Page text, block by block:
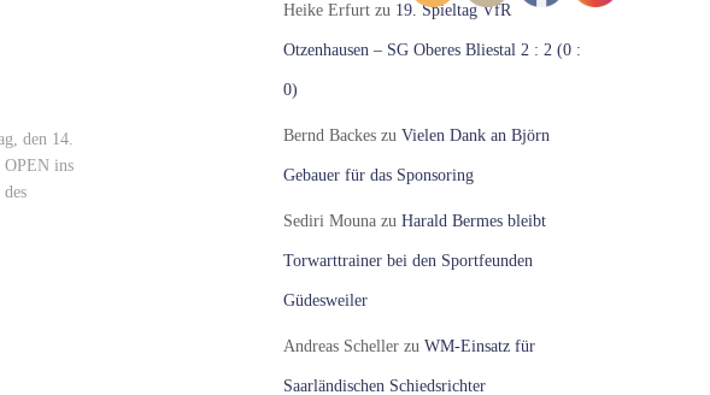
den 14.
OPEN ins
Heike Erfurtzu 19. Spieltag VfR
Otzenhausen – SG Oberes Bliestal 2 : 2 (0 :
0)
Bernd Backeszu Vielen Dank an Björn
Gebauer für das Sponsoring
Sediri Mounazu Harald Bermes bleibt
Torwarttrainer bei den Sportfeunden
Güdesweiler
Andreas Schellerzu WM-Einsatz für
Saarländischen Schiedsrichter